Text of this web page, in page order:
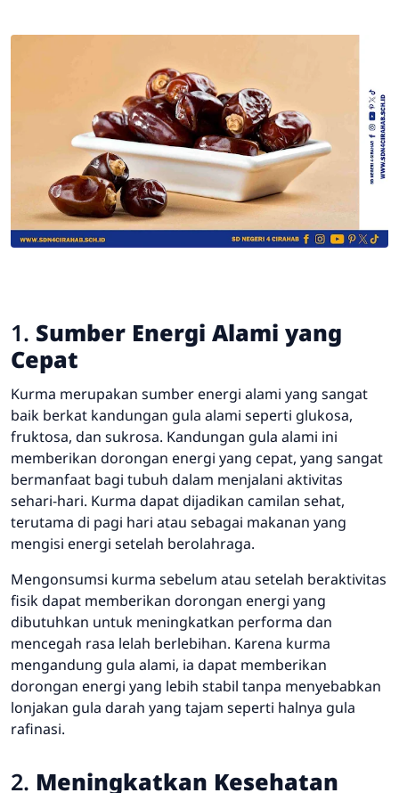
1. Sumber Energi Alami yang
Cepat
Kurma merupakan sumber energi alami yang sangat
baik berkat kandungan gula alami seperti glukosa,
fruktosa, dan sukrosa. Kandungan gula alami ini
memberikan dorongan energi yang cepat, yang sangat
bermanfaat bagi tubuh dalam menjalani aktivitas
sehari-hari. Kurma dapat dijadikan camilan sehat,
terutama di pagi hari atau sebagai makanan yang
mengisi energi setelah berolahraga.
Mengonsumsi kurma sebelum atau setelah beraktivitas
fisik dapat memberikan dorongan energi yang
dibutuhkan untuk meningkatkan performa dan
mencegah rasa lelah berlebihan. Karena kurma
mengandung gula alami, ia dapat memberikan
dorongan energi yang lebih stabil tanpa menyebabkan
lonjakan gula darah yang tajam seperti halnya gula
rafinasi.
2. Meningkatkan Kesehatan